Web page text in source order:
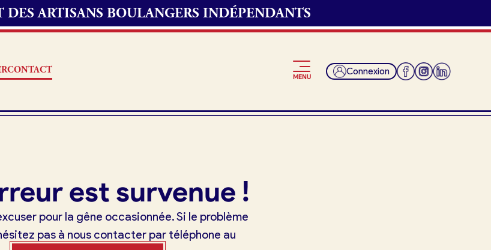
DES ARTISANS BOULANGERS INDÉPENDANTS
CONTACT
MENU Connexion
Fonds de commerce
Actualités
est survenue !
pour la gêne occasionnée. Si le problème
pas à nous contacter par téléphone au